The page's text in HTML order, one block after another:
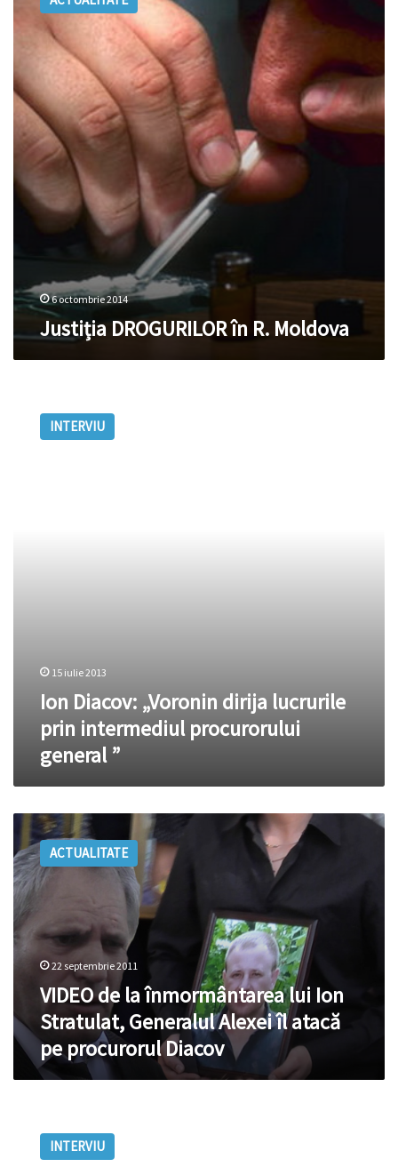
Moldova
6 octombrie 2014
Justiția DROGURILOR în R. Moldova
Diacov:
„VoroninINTERVIU
15 iulie 2013
Ion Diacov: „Voronin dirija lucrurile
prin intermediul procurorului
general ”
VIDEO
la
înmormântarea
lui
Ion
Stratulat,
Generalul
Alexei
atacă
pe
procurorul
Diacov
ACTUALITATE
22 septembrie 2011
VIDEO de la înmormântarea lui Ion
Stratulat, Generalul Alexei îl atacă
pe procurorul Diacov
Diacov:
INTERVIU